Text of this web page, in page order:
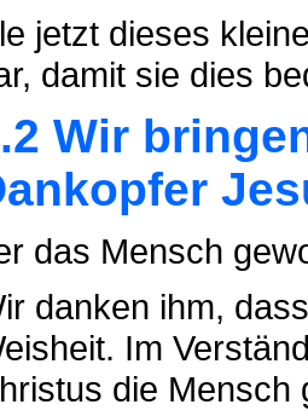
jetzt dieses
damit sie dies
Wir
das Mensch
danken ihm,
Im
die Mensch